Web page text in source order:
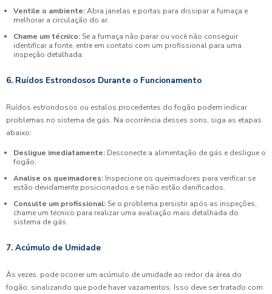
Ventile o ambiente:Abra janelas e portas para dissipar a fumaça e
melhorar a circulação do ar.
Chame um técnico: Se a fumaça não parar ou você não conseguir
identificar a fonte, entre em contato com um profissional para uma
inspeção detalhada.
6. Ruídos Estrondosos Durante o Funcionamento
Ruídos estrondosos ou estalos procedentes do fogão podem indicar
problemas no sistema de gás. Na ocorrência desses sons, siga as etapas
abaixo:
Desligue imediatamente: Desconecte a alimentação de gás e desligue o
fogão.
Analise os queimadores: Inspecione os queimadores para verificar se
estão devidamente posicionados e se não estão danificados.
Consulte um profissional: Se o problema persistir após as inspeções,
chame um técnico para realizar uma avaliação mais detalhada do
sistema de gás.
7. Acúmulo de Umidade
Às vezes, pode ocorrer um acúmulo de umidade ao redor da área do
fogão, sinalizando que pode haver vazamentos. Isso deve ser tratado com